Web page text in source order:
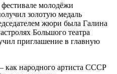
молодёжи
золотую медаль
жюри была Галина
Большого театра
приглашение в главную